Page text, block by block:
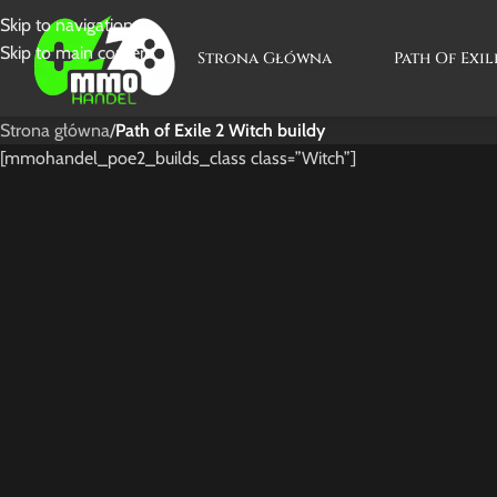
Skip to navigation
Skip to main content
Strona Główna Path Of
Strona główna/Path of Exile 2 Witch buildy
[mmohandel_poe2_builds_class class=”Witch”]